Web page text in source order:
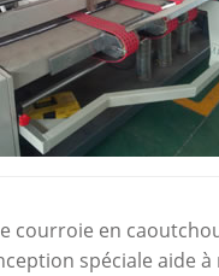
courroie en
spéciale aide